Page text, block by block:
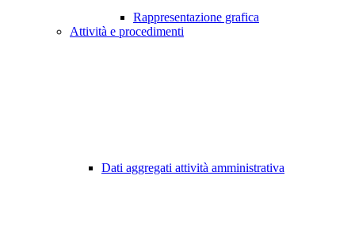
Rappresentazione grafica
Attività e procedimenti
Dati aggregati attività amministrativa